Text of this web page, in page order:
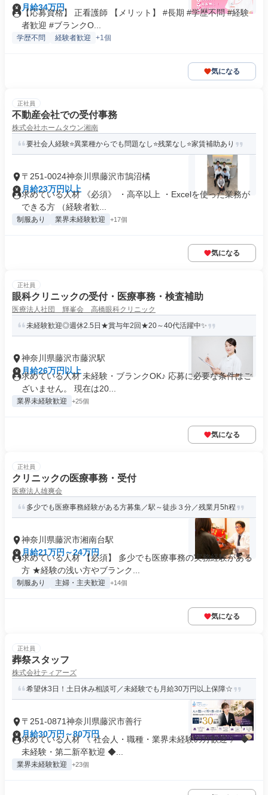
月給34万円
【応募資格】 正看護師 【メリット】 #長期 #学歴不問 #経験
者歓迎 #ブランクO...
学歴不問 経験者歓迎 +1個
気になる
正社員
不動産会社での受付事務
株式会社ホームタウン湘南
要社会人経験⭐異業種からでも問題なし⭐残業なし⭐家賃補助あり
〒251-0024神奈川県藤沢市鵠沼橘
月給23万円以上
求めている人材 《必須》 ・高卒以上 ・Excelを使った業務が
できる方 （経験者歓...
制服あり 業界未経験歓迎 +17個
気になる
正社員
眼科クリニックの受付・医療事務・検査補助
医療法人社団 輝峯会 高橋眼科クリニック
未経験歓迎◎週休2.5日★賞与年2回★20～40代活躍中✨
神奈川県藤沢市藤沢駅
月給26万円以上
求めている人材 未経験・ブランクOK♪ 応募に必要な条件はご
ざいません。 現在は20...
業界未経験歓迎 +25個
気になる
正社員
クリニックの医療事務・受付
医療法人雄爽会
多少でも医療事務経験がある方募集／駅～徒歩３分／残業月5h程
神奈川県藤沢市湘南台駅
月給21万円～24万円
求めている人材 【必須】 多少でも医療事務の実務経験がある
方 ★経験の浅い方やブランク...
制服あり 主婦・主夫歓迎 +14個
気になる
正社員
葬祭スタッフ
株式会社ティアーズ
希望休3日！土日休み相談可／未経験でも月給30万円以上保障☆
〒251-0871神奈川県藤沢市善行
月給30万円～80万円
求めている人材 《 社会人・職種・業界未経験の方歓迎 》 ◆
未経験・第二新卒歓迎 ◆...
業界未経験歓迎 +23個